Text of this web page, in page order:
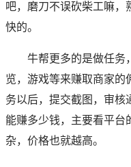
吧，磨刀不误砍柴工嘛，
快的。
牛帮更多的是做任务
览，游戏等来赚取商家的
务以后，提交截图，审核
能赚多少钱，主要看平台
杂，价格也就越高。